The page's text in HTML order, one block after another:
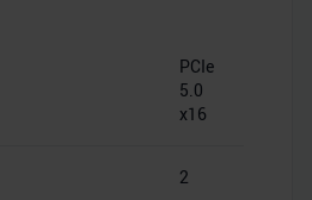
PCIe
5.0
x16
2